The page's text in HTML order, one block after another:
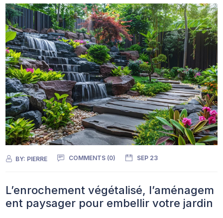
BY: PIERRE COMMENTS (0) SEP 23
L’enrochement végétalisé, l’aménagem
ent paysager pour embellir votre jardin